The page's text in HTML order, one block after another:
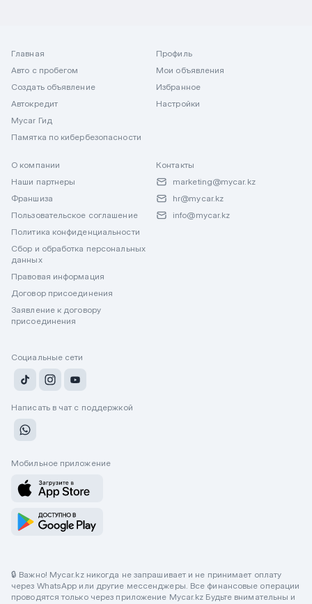
Главная
Авто с пробегом
Создать объявление
Автокредит
Mycar Гид
Памятка по кибербезопасности
Профиль
Мои объявления
Избранное
Настройки
О компании
Наши партнеры
Франшиза
Пользовательское соглашение
Политика конфиденциальности
Сбор и обработка персональных
данных
Правовая информация
Договор присоединения
Заявление к договору
присоединения
Контакты
marketing@mycar.kz
hr@mycar.kz
info@mycar.kz
Социальные сети
Написать в чат с поддержкой
Мобильное приложение
🔒 Важно! Mycar.kz никогда не запрашивает и не принимает оплату
через WhatsApp или другие мессенджеры. Все финансовые операции
проводятся только через приложение Mycar.kz Будьте внимательны и